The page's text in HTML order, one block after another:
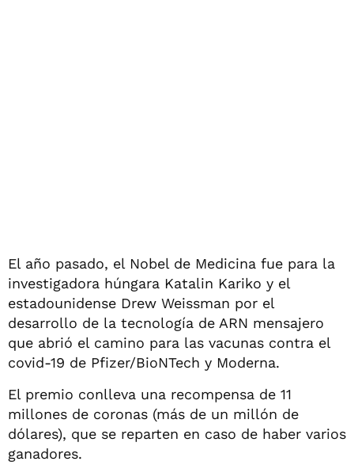
El año pasado, el Nobel de Medicina fue para la
investigadora húngara Katalin Kariko y el
estadounidense Drew Weissman por el
desarrollo de la tecnología de ARN mensajero
que abrió el camino para las vacunas contra el
covid-19 de Pfizer/BioNTech y Moderna.
El premio conlleva una recompensa de 11
millones de coronas (más de un millón de
dólares), que se reparten en caso de haber varios
ganadores.